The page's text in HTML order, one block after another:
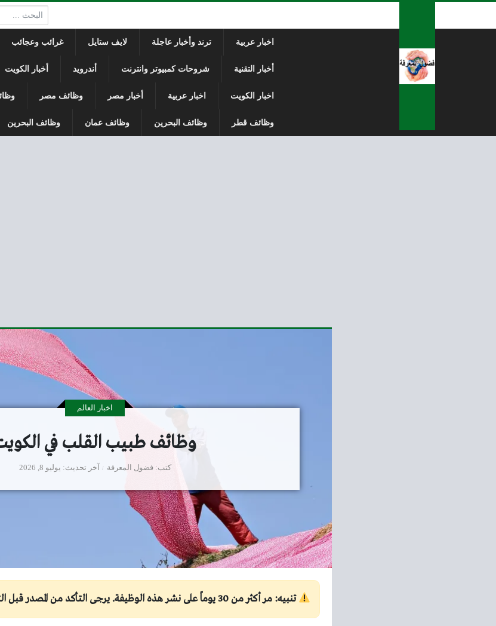
البحث:
اخبار عربية ترند وأخبار عاجلة لايف ستايل غرائب وعجائب
أخبار التقنية شروحات كمبيوتر وانترنت أندرويد أخبار الكويت
اخبار الكويت اخبار عربية أخبار مصر وظائف مصر
وظائف قطر وظائف البحرين وظائف عمان وظائف البحرين
وظائف طبيب القلب في
كتب فضول المعرفة
اخبار العالم
آخر تحديث يوليو 8, 2026
تنبيه: مر أكثر من 30 يوماً على نشر هذه الوظيفة. يرجى التأكد من المصدر قبل التقديم.